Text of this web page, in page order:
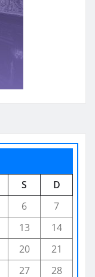
S
D
6
7
13
14
20
21
27
28